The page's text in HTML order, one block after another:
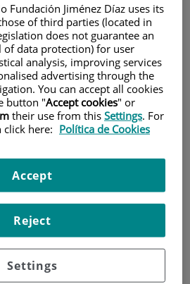
PRIMARIA
Fundación Jiménez Díaz uses its
of third parties (located in
does not guarantee an
of data protection) for user
analysis, improving services
advertising through the
You can accept all cookies
button "Accept cookies" or
their use from this Settings. For
here: Política de Cookies
Settings
Reject
Accept